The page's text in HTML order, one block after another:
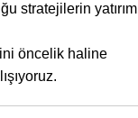
stratejilerin yatırım
öncelik haline